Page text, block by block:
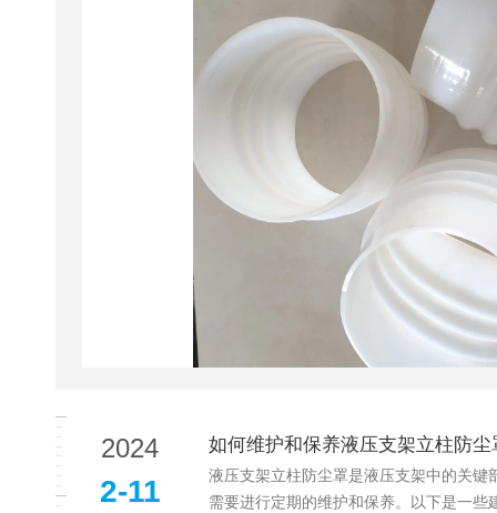
2024
2-11
如何维护和保养液压支架立柱防尘
液压支架立柱防尘罩是液压支架中的关
需要进行定期的维护和保养。以下是一